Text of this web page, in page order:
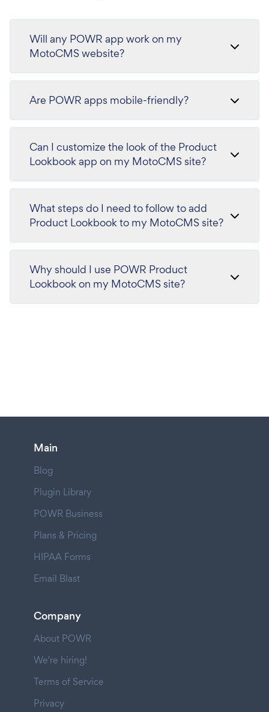
Will any POWR app work on my
MotoCMS website?
Are POWR apps mobile-friendly?
Can I customize the look of the Product
Lookbook app on my MotoCMS site?
What steps do I need to follow to add
Product Lookbook to my MotoCMS site?
Why should I use POWR Product
Lookbook on my MotoCMS site?
Main
Blog
Plugin Library
POWR Business
Plans & Pricing
HIPAA Forms
Email Blast
Company
About POWR
We're hiring!
Terms of Service
Privacy